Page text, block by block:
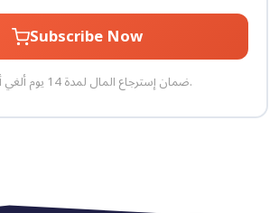
Subscribe Now
ضمان إسترجاع المال لمدة 14 يوم ألغي أي وقت.